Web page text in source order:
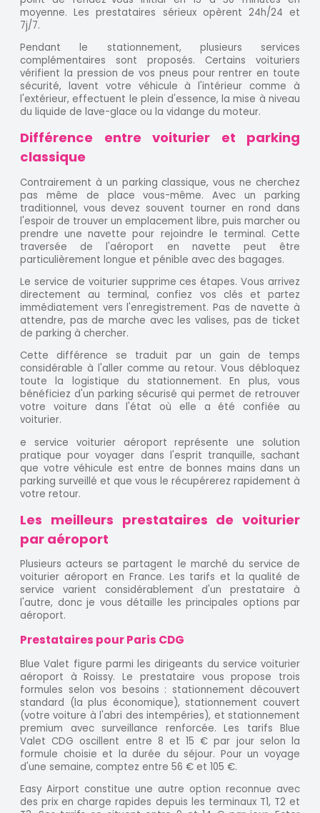
moyenne. Les prestataires sérieux opèrent 24h/24 et
7j/7.
Pendant le stationnement, plusieurs services
complémentaires sont proposés. Certains voituriers
vérifient la pression de vos pneus pour rentrer en toute
sécurité, lavent votre véhicule à l'intérieur comme à
l'extérieur, effectuent le plein d'essence, la mise à niveau
du liquide de lave-glace ou la vidange du moteur.
Différence entre voiturier et parking
classique
Contrairement à un parking classique, vous ne cherchez
pas même de place vous-même. Avec un parking
traditionnel, vous devez souvent tourner en rond dans
l'espoir de trouver un emplacement libre, puis marcher ou
prendre une navette pour rejoindre le terminal. Cette
traversée de l'aéroport en navette peut être
particulièrement longue et pénible avec des bagages.
Le service de voiturier supprime ces étapes. Vous arrivez
directement au terminal, confiez vos clés et partez
immédiatement vers l'enregistrement. Pas de navette à
attendre, pas de marche avec les valises, pas de ticket
de parking à chercher.
Cette différence se traduit par un gain de temps
considérable à l'aller comme au retour. Vous débloquez
toute la logistique du stationnement. En plus, vous
bénéficiez d'un parking sécurisé qui permet de retrouver
votre voiture dans l'état où elle a été confiée au
voiturier.
e service voiturier aéroport représente une solution
pratique pour voyager dans l'esprit tranquille, sachant
que votre véhicule est entre de bonnes mains dans un
parking surveillé et que vous le récupérerez rapidement à
votre retour.
Les meilleurs prestataires de voiturier
par aéroport
Plusieurs acteurs se partagent le marché du service de
voiturier aéroport en France. Les tarifs et la qualité de
service varient considérablement d'un prestataire à
l'autre, donc je vous détaille les principales options par
aéroport.
Prestataires pour Paris CDG
Blue Valet figure parmi les dirigeants du service voiturier
aéroport à Roissy. Le prestataire vous propose trois
formules selon vos besoins : stationnement découvert
standard (la plus économique), stationnement couvert
(votre voiture à l'abri des intempéries), et stationnement
premium avec surveillance renforcée. Les tarifs Blue
Valet CDG oscillent entre 8 et 15 € par jour selon la
formule choisie et la durée du séjour. Pour un voyage
d'une semaine, comptez entre 56 € et 105 €.
Easy Airport constitue une autre option reconnue avec
des prix en charge rapides depuis les terminaux T1, T2 et